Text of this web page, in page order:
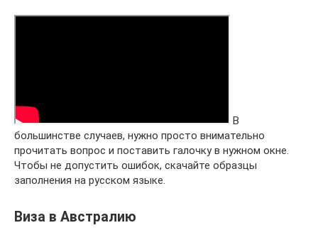
В
большинстве случаев, нужно просто внимательно
прочитать вопрос и поставить галочку в нужном окне.
Чтобы не допустить ошибок, скачайте образцы
заполнения на русском языке.
Виза в Австралию